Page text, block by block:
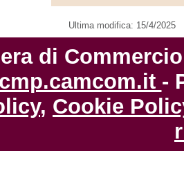
Ultima modifica: 15/4/2025
di
-
, Cookie